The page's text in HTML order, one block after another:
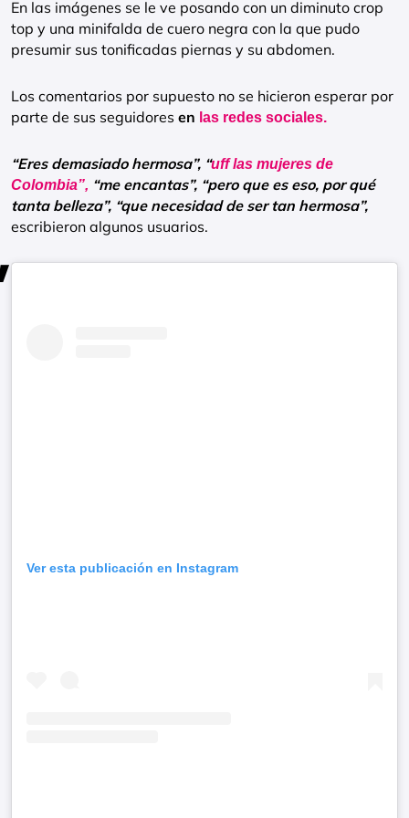
En las imágenes se le ve posando con un diminuto crop
top y una minifalda de cuero negra con la que pudo
presumir sus tonificadas piernas y su abdomen.
Los comentarios por supuesto no se hicieron esperar por
parte de sus seguidores en las redes sociales.
“Eres demasiado hermosa”, “uff las mujeres de
Colombia”, “me encantas”, “pero que es eso, por qué
tanta belleza”, “que necesidad de ser tan hermosa”,
escribieron algunos usuarios.
Ver esta publicación en Instagram